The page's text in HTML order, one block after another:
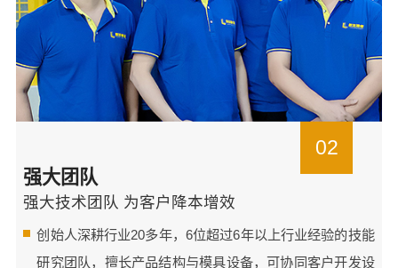
02
强大团队
强大技术团队 为客户降本增效
创始人深耕行业20多年，6位超过6年以上行业经验的技能
研究团队，擅长产品结构与模具设备，可协同客户开发设